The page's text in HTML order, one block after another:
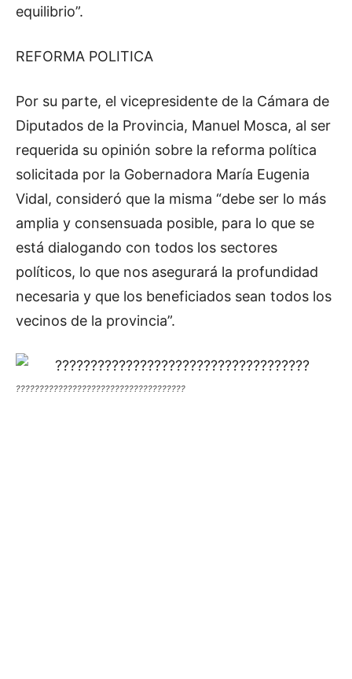
equilibrio”.
REFORMA POLITICA
Por su parte, el vicepresidente de la Cámara de
Diputados de la Provincia, Manuel Mosca, al ser
requerida su opinión sobre la reforma política
solicitada por la Gobernadora María Eugenia
Vidal, consideró que la misma “debe ser lo más
amplia y consensuada posible, para lo que se
está dialogando con todos los sectores
políticos, lo que nos asegurará la profundidad
necesaria y que los beneficiados sean todos los
vecinos de la provincia”.
????????????????????????????????????